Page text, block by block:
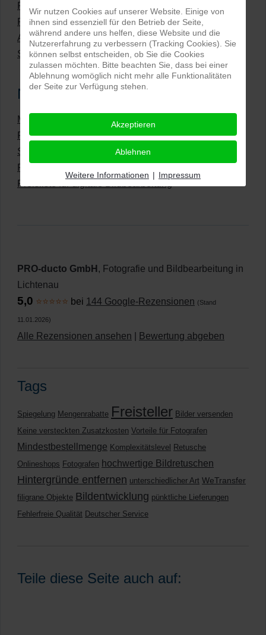
Frontpage - Bildretusche
Frontpage - Bildmaskierungen
Allgemeine Rahmenbedingungen
Suchbegriffe ClippingService24
Neueste Artikel
Manuelle und KI-unterstütze Bildbearbeitung
Freisteller in preiswert-perfekter Qualität
Sonstige Leistungen
Produkte umfärben
Preisliste für digitale Bildbearbeitung
PRO-ducto GmbH , Fotografie und Bildbearbeitung in
Lichtenau
5,0 ⭐⭐⭐⭐⭐ bei 144 Google-Rezensionen (Stand
11.01.2026)
Alle Rezensionen ansehen Bewertung abgeben
Tags
Spiegelung Mengenrabatte Freisteller Bilder versenden
Keine versteckten Zusatzkosten Vorteile für Fotografen
Mindestbestellmenge Komplexitätslevel Retusche
Onlineshops Fotografen hochwertige Bildretuschen
Hintergründe entfernen unterschiedlicher Art WeTransfer
filigrane Objekte Bildentwicklung pünktliche Lieferungen
Fehlerfreie Qualität Deutscher Service
Teile diese Seite auch auf:
Wir nutzen Cookies auf unserer Website. Einige von
ihnen sind essenziell für den Betrieb der Seite,
während andere uns helfen, diese Website und die
Nutzererfahrung zu verbessern (Tracking Cookies). Sie
können selbst entscheiden, ob Sie die Cookies
zulassen möchten. Bitte beachten Sie, dass bei einer
Ablehnung womöglich nicht mehr alle Funktionalitäten
der Seite zur Verfügung stehen.
Akzeptieren
Ablehnen
Weitere Informationen | Impressum